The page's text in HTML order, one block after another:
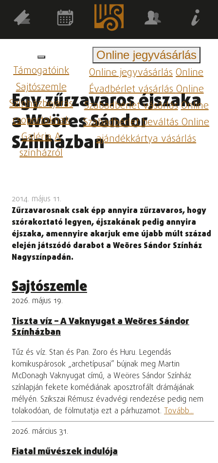
Támogatóink
Sajtószemle
Színházbejárás
csoportoknak
GalériaA
színházról
Online jegyvásárlás
Online jegyvásárlásOnline
Évadbérlet vásárlásOnline
Szabadbérlet vásárlásOnline
Szabadbérlet beváltásOnline
ajándékkártya vásárlás
Egy zűrzavaros éjszaka
a Weöres Sándor
Színházban
2014. május 11.
Zűrzavarosnak csak épp annyira zűrzavaros, hogy
szórakoztató legyen, éjszakának pedig annyira
éjszaka, amennyire akarjuk eme újabb múlt század
elején játszódó darabot a Weöres Sándor Színház
Nagyszínpadán.
Sajtószemle
2026. május 19.
Tiszta víz – A Vaknyugat a Weöres Sándor
Színházban
Tűz és víz. Stan és Pan. Zoro és Huru. Legendás
komikuspárosok „archetípusai” bújnak meg Martin
McDonagh Vaknyugat című, a Weöres Sándor Színház
színlapján fekete komédiának aposztrofált drámájának
mélyén. Szikszai Rémusz évadvégi rendezése pedig nem
tolakodóan, de fölmutatja ezt a párhuzamot. Tovább...
2026. március 31.
Fiatal művészek indulója